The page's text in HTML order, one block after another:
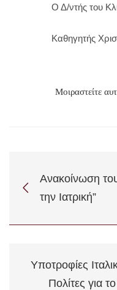
Ο Δ/ντής του
Καθηγητής
Μοιραστείτε
Ανακοίνωση
την Ιατρική”
Υποτροφίες
Πολίτες για